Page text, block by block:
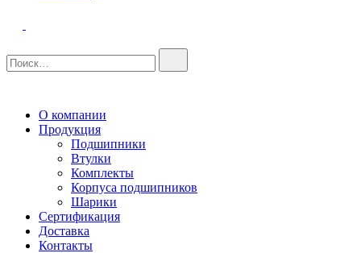
О компании
Продукция
Подшипники
Втулки
Комплекты
Корпуса подшипников
Шарики
Сертификация
Доставка
Контакты